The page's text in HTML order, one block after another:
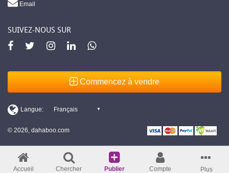
Email
SUIVEZ-NOUS SUR
Commencez à vendre
© 2026, dahaboo.com
Accueil Chercher Publier Compte Plus